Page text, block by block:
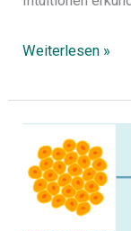
Weiterlesen »
in
Gruppen